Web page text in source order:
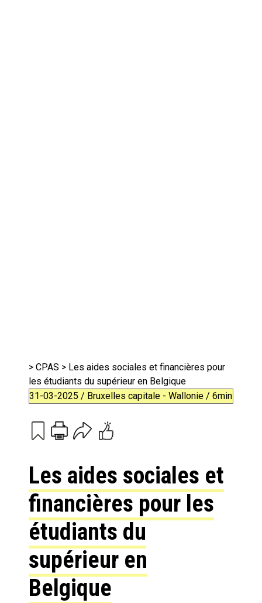
>CPAS > Les aides sociales et financières pour
les étudiants du supérieur en Belgique
31-03-2025 / Bruxelles capitale - Wallonie / 6min
PrintEmail
Les aides sociales et
financières pour les
étudiants du
supérieur en
Belgique